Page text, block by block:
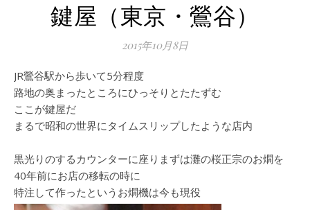
鍵屋（東京・鶯谷）
2015年10月8日
JR鶯谷駅から歩いて5分程度
路地の奥まったところにひっそりとたたずむ
ここが鍵屋だ
まるで昭和の世界にタイムスリップしたような店内
黒光りのするカウンターに座りまずは灘の桜正宗のお燗を
40年前にお店の移転の時に
特注して作ったというお燗機は今も現役